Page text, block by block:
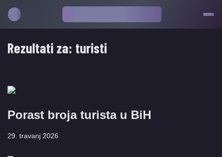
Rezultati za: turisti
Porast broja turista u BiH
29. travanj 2026